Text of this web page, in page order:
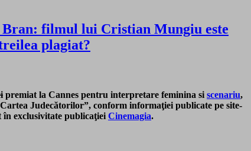
Bran: filmul lui Cristian Mungiu este
plagiat?
premiat la Cannes pentru interpretare feminina si scenariu,
Judecătorilor”, conform informaţiei publicate pe site-
exclusivitate publicaţiei Cinemagia.